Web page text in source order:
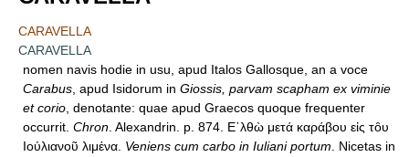
CARAVELLA
CARAVELLA
nomen navis hodie in usu, apud Italos Gallosque, an a voce
Carabus , apud Isidorum in Giossis, parvam scapham ex viminie
et corio , denotante: quae apud Graecos quoque frequenter
occurrit. Chron . Alexandrin. p. 874. Ε᾿λθὼ μετά καράβου εἰς τȏυ
Ιοὐλιανοῦ λιμένα. Veniens cum carbo in Iuliani portum . Nicetas in